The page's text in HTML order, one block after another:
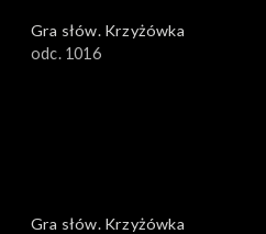
Gra słów. Krzyżówka
odc. 1016
Gra słów. Krzyżówka